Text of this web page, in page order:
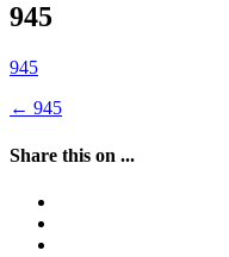
945
945
Post
navigation
← 945
Share this on ...